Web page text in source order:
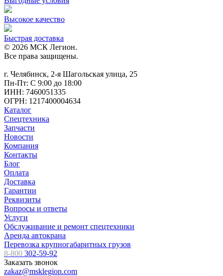
Высокое качество
Быстрая доставка
© 2026 МСК Легион.
Все права защищены.
г. Челябинск, 2-я Шагольская улица, 25
Пн-Пт: С 9:00 до 18:00
ИНН: 7460051335
ОГРН: 1217400004634
Каталог
Спецтехника
Запчасти
Новости
Компания
Контакты
Блог
Оплата
Доставка
Гарантии
Реквизиты
Вопросы и ответы
Услуги
Обслуживание и ремонт спецтехники
Аренда автокрана
Перевозка крупногабаритных грузов
8-800 302-59-92
Заказать звонок
zakaz@msklegion.com